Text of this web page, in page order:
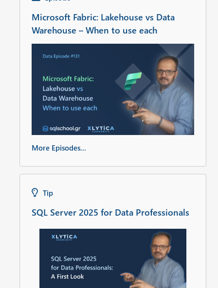
Microsoft Fabric: Lakehouse vs Data
Warehouse – When to use each
More Episodes...
Tip
SQL Server 2025 for Data Professionals